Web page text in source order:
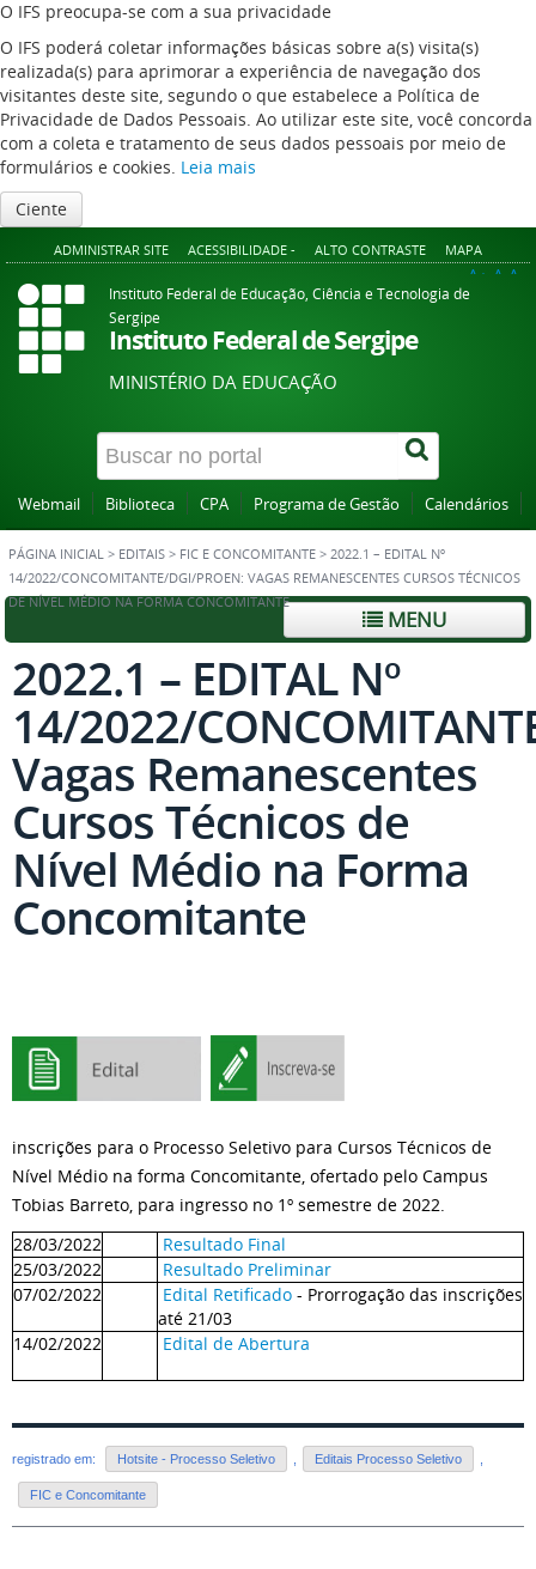
O IFS preocupa-se com a sua privacidade
O IFS poderá coletar informações básicas sobre a(s) visita(s)
realizada(s) para aprimorar a experiência de navegação dos
visitantes deste site, segundo o que estabelece a Política de
Privacidade de Dados Pessoais. Ao utilizar este site, você concorda
com a coleta e tratamento de seus dados pessoais por meio de
formulários e cookies. Leia mais
Ciente
ADMINISTRAR SITE ACESSIBILIDADE - ALTO CONTRASTE MAPA
A+ A A-
Instituto Federal de Educação, Ciência e Tecnologia de
Sergipe
Instituto Federal de Sergipe
MINISTÉRIO DA EDUCAÇÃO
Webmail Biblioteca CPA Programa de Gestão Calendários
PÁGINA INICIAL > EDITAIS > FIC E CONCOMITANTE > 2022.1 – EDITAL Nº
14/2022/CONCOMITANTE/DGI/PROEN: VAGAS REMANESCENTES CURSOS TÉCNICOS
DE NÍVEL MÉDIO NA FORMA CONCOMITANTE
MENU
2022.1 – EDITAL Nº
14/2022/
Vagas Remanescentes
Cursos Técnicos de
Nível Médio na Forma
Concomitante
inscrições para o Processo Seletivo para Cursos Técnicos de
Nível Médio na forma Concomitante, ofertado pelo Campus
Tobias Barreto, para ingresso no 1º semestre de 2022.
28/03/2022
Resultado Final
25/03/2022
Resultado Preliminar
07/02/2022
Edital Retificado - Prorrogação das inscrições
até 21/03
14/02/2022
Edital de Abertura
registrado em: Hotsite - Processo Seletivo Editais Processo Seletivo
FIC e Concomitante